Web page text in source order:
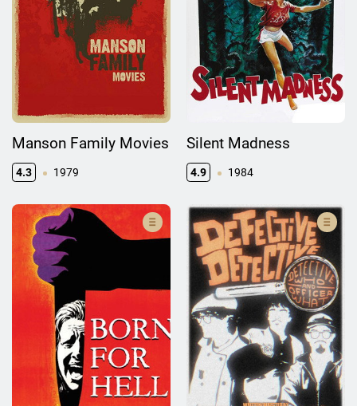
Manson Family Movies
4.3 1979
Silent Madness
4.9 1984